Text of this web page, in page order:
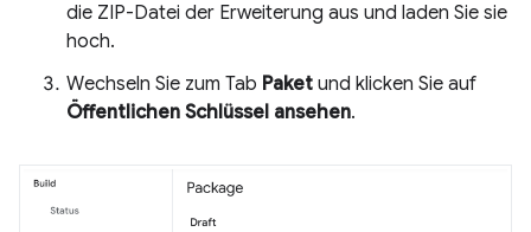
die ZIP-Datei der Erweiterung aus und laden Sie sie
hoch.
Wechseln Sie zum Tab Paket und klicken Sie auf
Öffentlichen Schlüssel ansehen.